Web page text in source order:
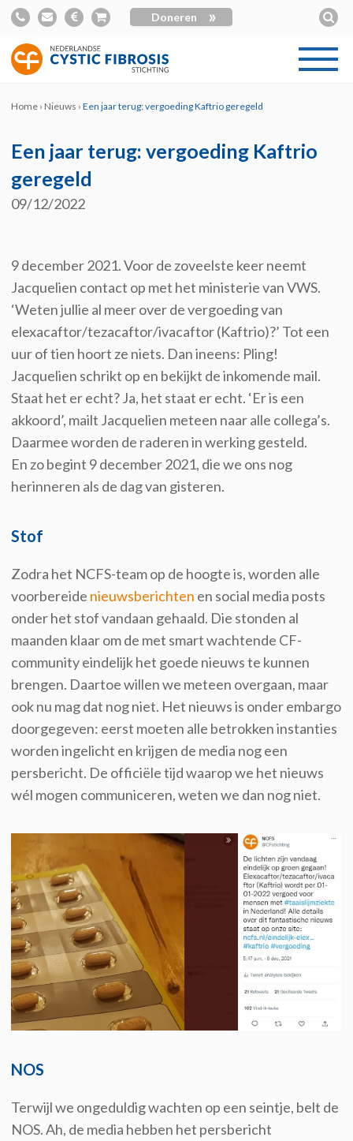
Doneren »
Home › Nieuws ›Een jaar terug: vergoeding Kaftrio geregeld
Een jaar terug: vergoeding Kaftrio
geregeld
09/12/2022
9 december 2021. Voor de zoveelste keer neemt
Jacquelien contact op met het ministerie van VWS.
‘Weten jullie al meer over de vergoeding van
elexacaftor/tezacaftor/ivacaftor (Kaftrio)?’ Tot een
uur of tien hoort ze niets. Dan ineens: Pling!
Jacquelien schrikt op en bekijkt de inkomende mail.
Staat het er echt? Ja, het staat er echt. ‘Er is een
akkoord’, mailt Jacquelien meteen naar alle collega’s.
Daarmee worden de raderen in werking gesteld.
En zo begint 9 december 2021, die we ons nog
herinneren als de dag van gisteren.
Stof
Zodra het NCFS-team op de hoogte is, worden alle
voorbereide nieuwsberichten en social media posts
onder het stof vandaan gehaald. Die stonden al
maanden klaar om de met smart wachtende CF-
community eindelijk het goede nieuws te kunnen
brengen. Daartoe willen we meteen overgaan, maar
ook nu mag dat nog niet. Het nieuws is onder embargo
doorgegeven: eerst moeten alle betrokken instanties
worden ingelicht en krijgen de media nog een
persbericht. De officiële tijd waarop we het nieuws
wél mogen communiceren, weten we dan nog niet.
NOS
Terwijl we ongeduldig wachten op een seintje, belt de
NOS. Ah, de media hebben het persbericht